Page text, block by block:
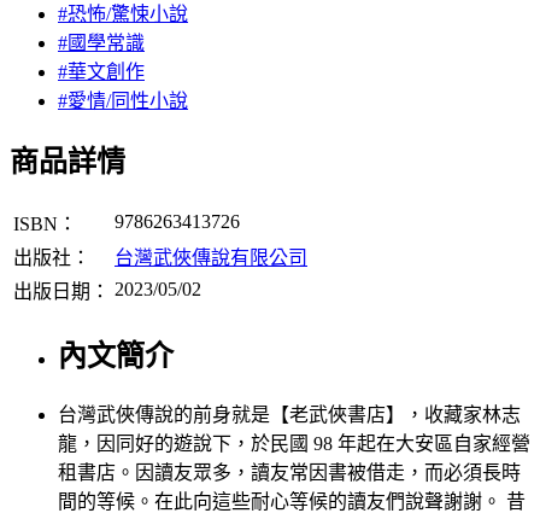
#恐怖/驚悚小說
#國學常識
#華文創作
#愛情/同性小說
商品詳情
ISBN：
9786263413726
出版社：
台灣武俠傳說有限公司
出版日期：
2023/05/02
內文簡介
台灣武俠傳說的前身就是【老武俠書店】，收藏家林志
龍，因同好的遊說下，於民國 98 年起在大安區自家經營
租書店。因讀友眾多，讀友常因書被借走，而必須長時
間的等候。在此向這些耐心等候的讀友們說聲謝謝。 昔